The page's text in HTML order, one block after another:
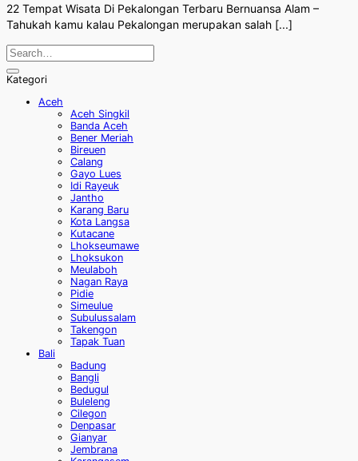
22 Tempat Wisata Di Pekalongan Terbaru Bernuansa Alam –
Tahukah kamu kalau Pekalongan merupakan salah [...]
Kategori
Aceh
Aceh Singkil
Banda Aceh
Bener Meriah
Bireuen
Calang
Gayo Lues
Idi Rayeuk
Jantho
Karang Baru
Kota Langsa
Kutacane
Lhokseumawe
Lhoksukon
Meulaboh
Nagan Raya
Pidie
Simeulue
Subulussalam
Takengon
Tapak Tuan
Bali
Badung
Bangli
Bedugul
Buleleng
Cilegon
Denpasar
Gianyar
Jembrana